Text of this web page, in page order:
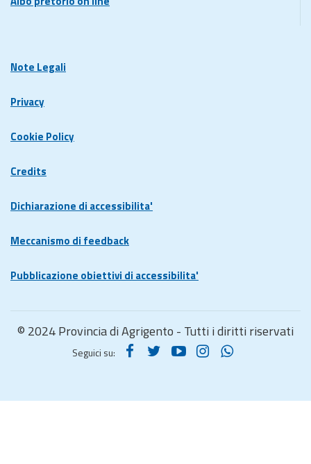
Note Legali
Privacy
Cookie Policy
Credits
Dichiarazione di accessibilita'
Meccanismo di feedback
Pubblicazione obiettivi di accessibilita'
© 2024 Provincia di Agrigento - Tutti i diritti riservati
Seguici su: